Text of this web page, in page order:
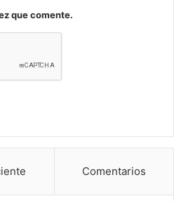
que comente.
Comentarios